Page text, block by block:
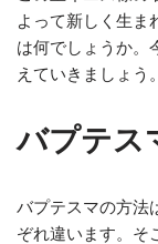
よって新しく生ま
は何でしょうか。
えていきましょう。
バプテス
バプテスマの方法
ぞれ違います。そ